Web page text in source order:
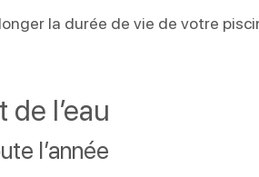
la durée de vie de votre
l’eau
l’année